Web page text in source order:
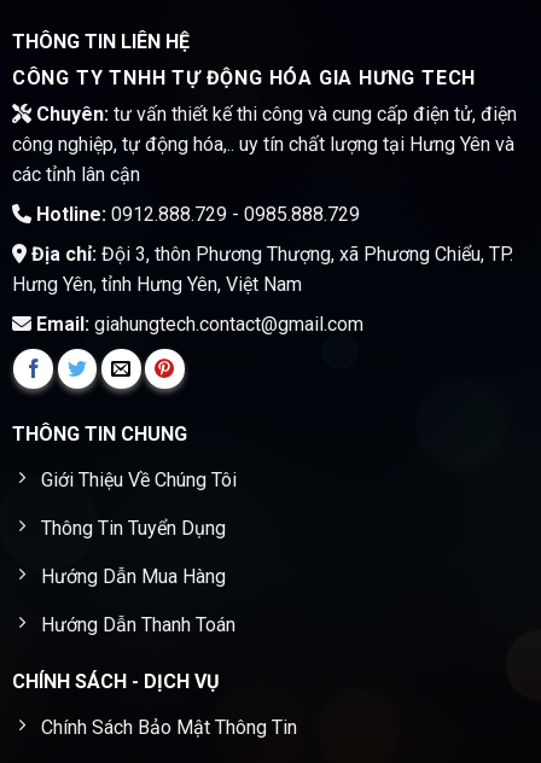
THÔNG TIN LIÊN HỆ
CÔNG TY TNHH TỰ ĐỘNG HÓA GIA HƯNG TECH
Chuyên:tư vấn thiết kế thi công và cung cấp điện tử, điện
công nghiệp, tự động hóa,.. uy tín chất lượng tại Hưng Yên và
các tỉnh lân cận
Hotline:0912.888.729 - 0985.888.729
Địa chỉ:Đội 3, thôn Phương Thượng, xã Phương Chiểu, TP.
Hưng Yên, tỉnh Hưng Yên, Việt Nam
Email:giahungtech.contact@gmail.com
THÔNG TIN CHUNG
Giới Thiệu Về Chúng Tôi
Thông Tin Tuyển Dụng
Hướng Dẫn Mua Hàng
Hướng Dẫn Thanh Toán
CHÍNH SÁCH - DỊCH VỤ
Chính Sách Bảo Mật Thông Tin